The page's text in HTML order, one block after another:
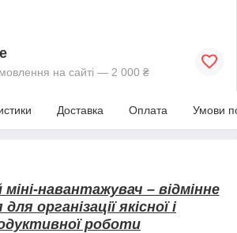
на сайті — 2 000 ₴
Доставка Оплата Умови
навантажувач – відмінне
організації якісної і
роботи